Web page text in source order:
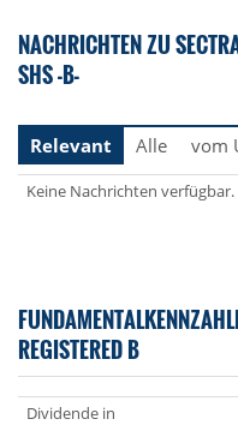
NACHRICHTEN ZU
SHS -B-
Relevant
Alle vom
Keine Nachrichten verfügbar.
REGISTERED B
Dividende in